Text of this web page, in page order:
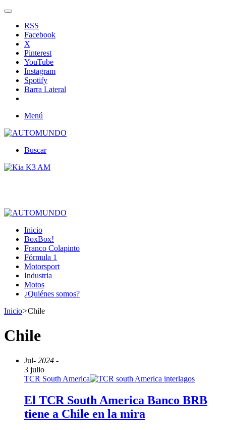
RSS
Facebook
X
Pinterest
YouTube
Instagram
Spotify
Barra Lateral
Menú
Buscar
Inicio
BoxBox!
Franco Colapinto
Fórmula 1
Motorsport
Industria
Motos
¿Quiénes somos?
Inicio>Chile
Chile
Jul- 2024 -
3 julio
TCR South America
El TCR South America Banco BRB
tiene a Chile en la mira